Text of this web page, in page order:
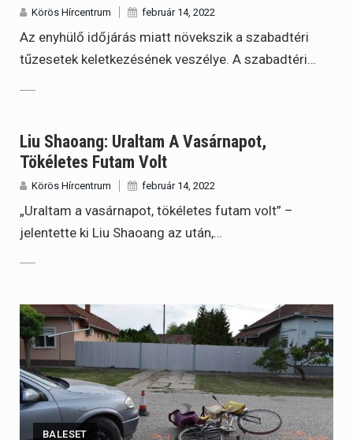
Körös Hírcentrum február 14, 2022
Az enyhülő időjárás miatt növekszik a szabadtéri
tűzesetek keletkezésének veszélye. A szabadtéri…
Liu Shaoang: Uraltam A Vasárnapot,
Tökéletes Futam Volt
Körös Hírcentrum február 14, 2022
„Uraltam a vasárnapot, tökéletes futam volt” –
jelentette ki Liu Shaoang az után,…
BALESET